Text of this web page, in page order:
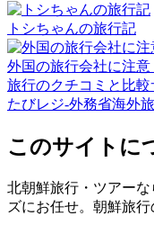
トシちゃんの旅行記
外国の旅行会社に注意
旅行のクチコミと比
たびレジ-外務省海外
このサイトに
北朝鮮旅行・ツアー
ズにお任せ。朝鮮旅行